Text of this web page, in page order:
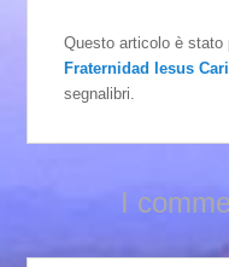
Questo articolo è
Fraternidad Iesus
segnalibri.
I